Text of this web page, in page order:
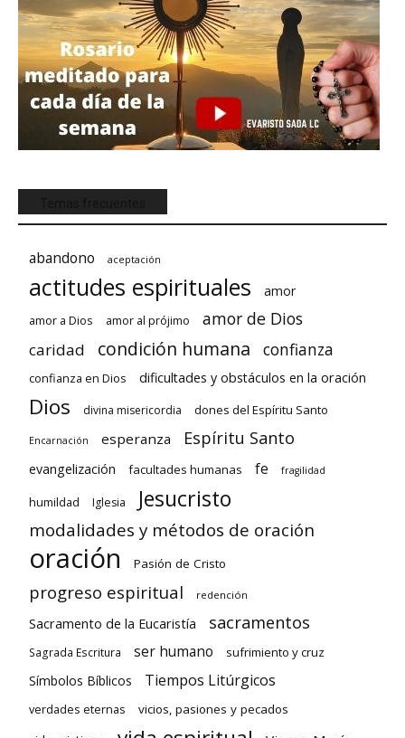
abandono aceptación
actitudes espirituales amor
amor a Dios amor al prójimo amor de Dios
caridad condición humana confianza
confianza en Dios dificultades y obstáculos en la oración
Dios divina misericordia dones del Espíritu Santo
Encarnación esperanza Espíritu Santo
evangelización facultades humanas fe fragilidad
humildad Iglesia Jesucristo
modalidades y métodos de oración
oración Pasión de Cristo
progreso espiritual redención
Sacramento de la Eucaristía sacramentos
Sagrada Escritura ser humano sufrimiento y cruz
Símbolos Bíblicos Tiempos Litúrgicos
verdades eternas vicios, pasiones y pecados